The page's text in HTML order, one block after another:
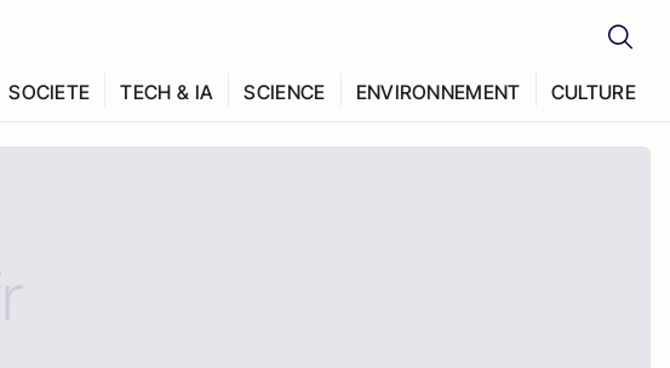
SOCIETE TECH & IA SCIENCE ENVIRONNEMENT CULTURE